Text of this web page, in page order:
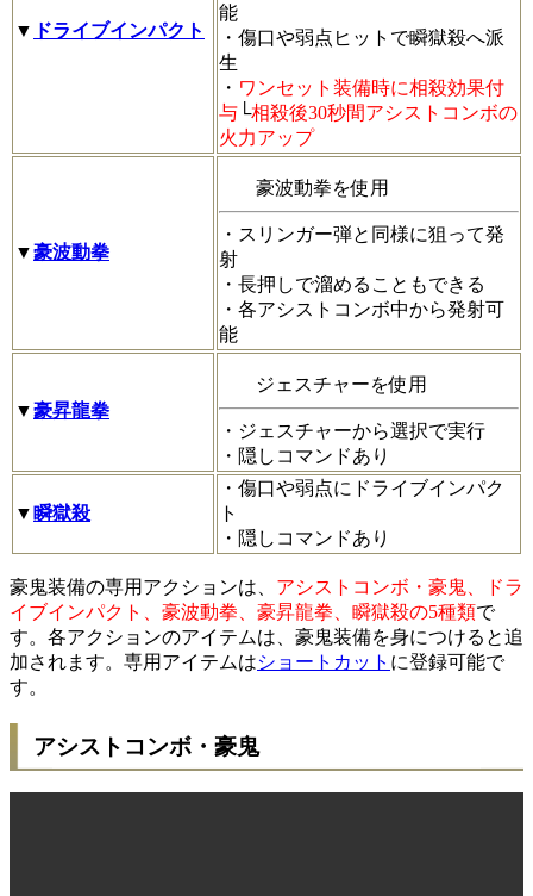
▼ ドライブインパクト
能
・傷口や弱点ヒットで瞬獄殺へ派
生
・ ワンセット装備時に相殺効果付
与 └相殺後30秒間アシストコンボの
火力アップ
▼豪波動拳
豪波動拳を使用
・スリンガー弾と同様に狙って発
射
・長押しで溜めることもできる
・各アシストコンボ中から発射可
能
▼豪昇龍拳
ジェスチャーを使用
・ジェスチャーから選択で実行
・隠しコマンドあり
▼瞬獄殺
・傷口や弱点にドライブインパク
ト
・隠しコマンドあり
豪鬼装備の専用アクションは、 アシストコンボ・豪鬼、ドラ
イブインパクト、豪波動拳、豪昇龍拳、瞬獄殺の5種類で
す。各アクションのアイテムは、豪鬼装備を身につけると追
加されます。専用アイテムはショートカット に登録可能で
す。
アシストコンボ・豪鬼